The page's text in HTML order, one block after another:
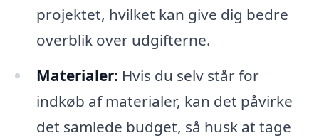
projektet, hvilket kan give dig bedre
overblik over udgifterne.
Materialer: Hvis du selv står for
indkøb af materialer, kan det påvirke
det samlede budget, så husk at tage